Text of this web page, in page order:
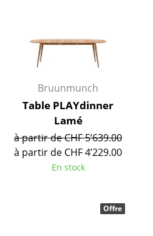
Pièces détachées
Luminaires
Suspensions & Plafonniers
Lampes de table
Lampadaires et Liseuses
Bruunmunch
Table PLAYdinner
Lamé
à partir de CHF 5’639.00
à partir de CHF 4’229.00
En stock
Offre